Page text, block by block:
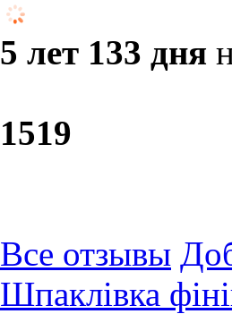
5 лет 133 дня
1519
Все отзывы
Шпаклівка